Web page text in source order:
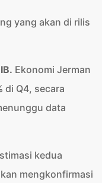
yang akan di rilis
Ekonomi Jerman
di Q4, secara
data
kedua
mengkonfirmasi